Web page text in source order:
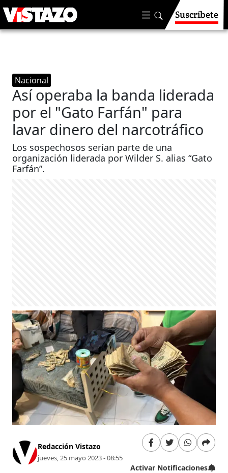
Suscríbete
Nacional
Así operaba la banda liderada
por el "Gato Farfán" para
lavar dinero del narcotráfico
Los sospechosos serían parte de una
organización liderada por Wilder S. alias “Gato
Farfán”.
Redacción Vistazo
jueves, 25 mayo 2023 - 08:55
Activar Notificaciones